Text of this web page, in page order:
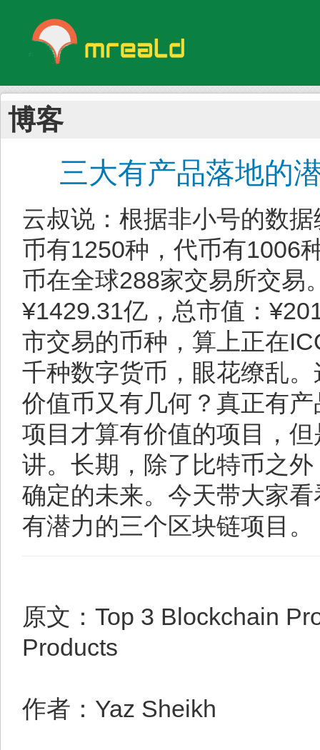
博客
三大有产品落地的
云叔说：根据非小号的数
币有1250种，代币有1006
币在全球288家交易所交易
¥1429.31亿，总市值：
市交易的币种，算上正在
千种数字货币，眼花缭乱
价值币又有几何？真正有
项目才算有价值的项目，
讲。长期，除了比特币之
确定的未来。今天带大家
有潜力的三个区块链项目。
原文：Top 3 Blockchain
Products
作者：Yaz Sheikh